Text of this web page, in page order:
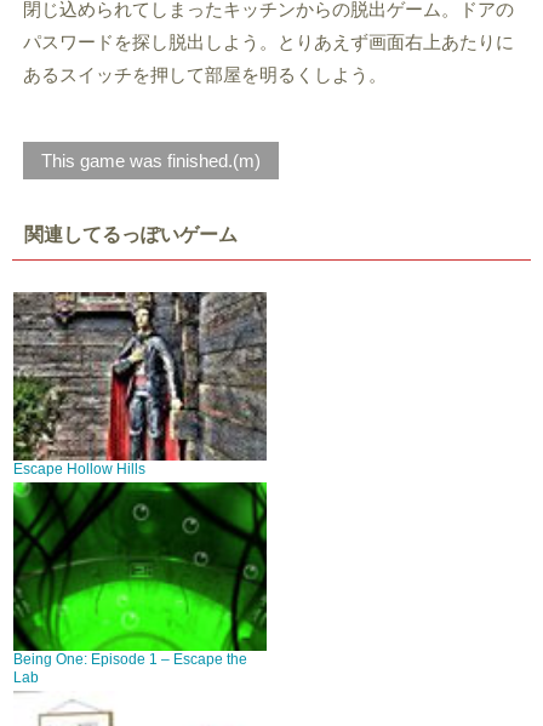
閉じ込められてしまったキッチンからの脱出ゲーム。ドアの
パスワードを探し脱出しよう。とりあえず画面右上あたりに
あるスイッチを押して部屋を明るくしよう。
This game was finished.(m)
関連してるっぽいゲーム
Escape Hollow Hills
Being One: Episode 1 – Escape the
Lab